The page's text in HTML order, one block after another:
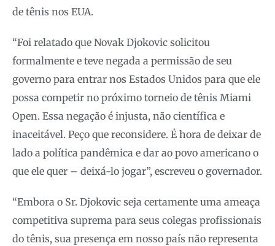
de tênis nos EUA.
“Foi relatado que Novak Djokovic solicitou
formalmente e teve negada a permissão de seu
governo para entrar nos Estados Unidos para que ele
possa competir no próximo torneio de tênis Miami
Open. Essa negação é injusta, não científica e
inaceitável. Peço que reconsidere. É hora de deixar de
lado a política pandêmica e dar ao povo americano o
que ele quer – deixá-lo jogar”, escreveu o governador.
“Embora o Sr. Djokovic seja certamente uma ameaça
competitiva suprema para seus colegas profissionais
do tênis, sua presença em nosso país não representa